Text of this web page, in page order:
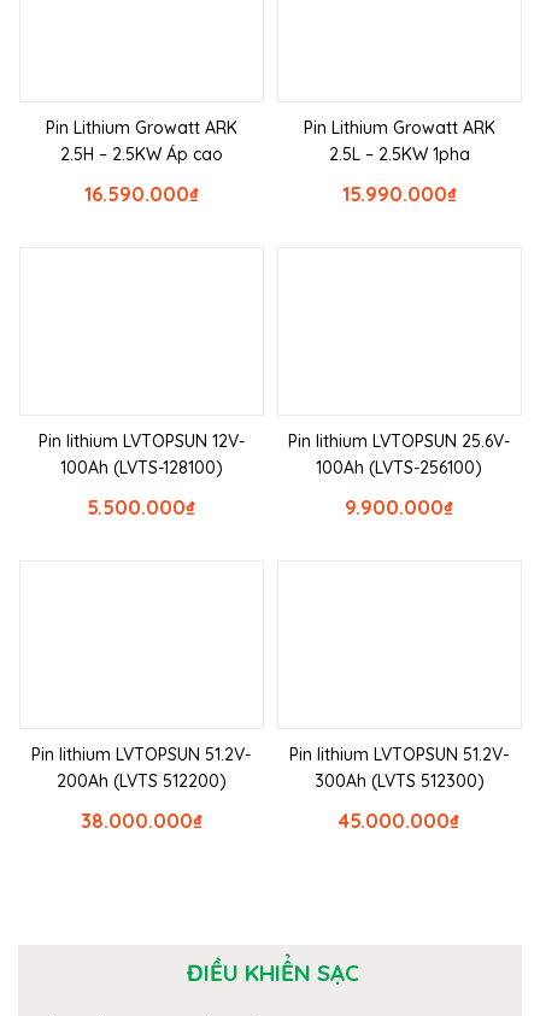
Pin Lithium Growatt ARK
2.5H – 2.5KW Áp cao
₫
16.590.000
Pin Lithium Growatt ARK
2.5L – 2.5KW 1pha
₫
15.990.000
Pin lithium LVTOPSUN 12V-
100Ah (LVTS-128100)
₫
5.500.000
Pin lithium LVTOPSUN 25.6V-
100Ah (LVTS-256100)
₫
9.900.000
Pin lithium LVTOPSUN 51.2V-
200Ah (LVTS 512200)
₫
38.000.000
Pin lithium LVTOPSUN 51.2V-
300Ah (LVTS 512300)
₫
45.000.000
ĐIỀU KHIỂN SẠC